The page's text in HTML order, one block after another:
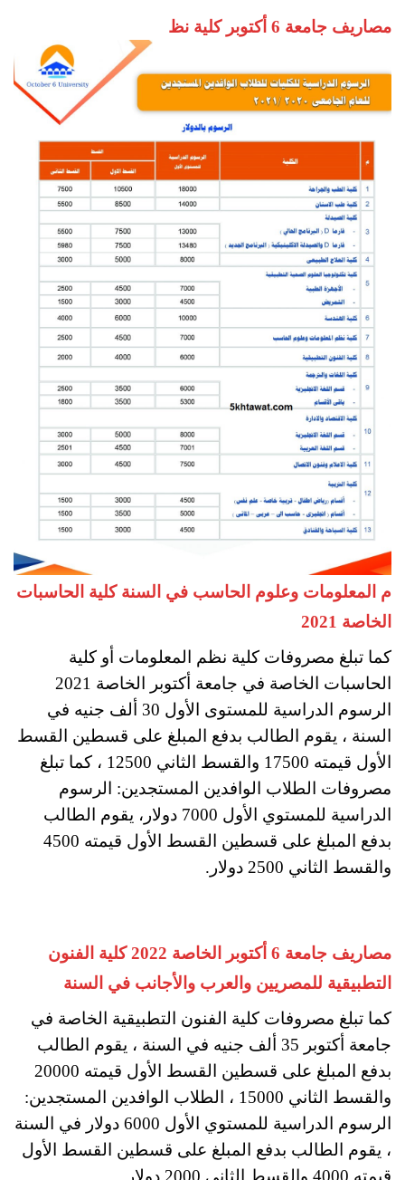
مصاريف جامعة 6 أكتوبر كلية نظ
م المعلومات وعلوم الحاسب في السنة كلية الحاسبات
الخاصة 2021
كما تبلغ مصروفات كلية نظم المعلومات أو كلية
الحاسبات الخاصة في جامعة أكتوبر الخاصة 2021
الرسوم الدراسية للمستوى الأول 30 ألف جنيه في
السنة ، يقوم الطالب بدفع المبلغ على قسطين القسط
الأول قيمته 17500 والقسط الثاني 12500 ، كما تبلغ
مصروفات الطلاب الوافدين المستجدين: الرسوم
الدراسية للمستوي الأول 7000 دولار، يقوم الطالب
بدفع المبلغ على قسطين القسط الأول قيمته 4500
والقسط الثاني 2500 دولار.
مصاريف جامعة 6 أكتوبر الخاصة 2022 كلية الفنون
التطبيقية للمصريين والعرب والأجانب في السنة
كما تبلغ مصروفات كلية الفنون التطبيقية الخاصة في
جامعة أكتوبر 35 ألف جنيه في السنة ، يقوم الطالب
بدفع المبلغ على قسطين القسط الأول قيمته 20000
والقسط الثاني 15000 ، الطلاب الوافدين المستجدين:
الرسوم الدراسية للمستوي الأول 6000 دولار في السنة
، يقوم الطالب بدفع المبلغ على قسطين القسط الأول
قيمته 4000 والقسط الثاني 2000 دولار.